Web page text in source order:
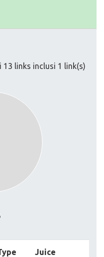
links inclusi 1 link(s)
Juice